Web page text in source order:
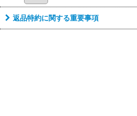
返品特約に関する重要事項